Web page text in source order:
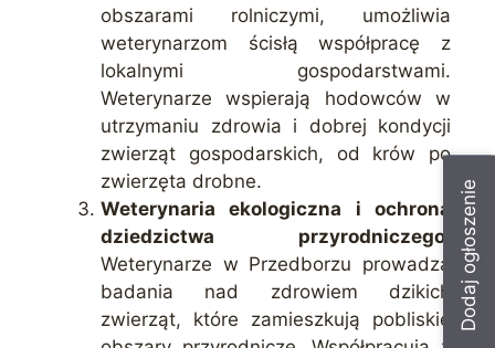
Dodaj ogłoszenie
obszarami rolniczymi, umożliwia
weterynarzom ścisłą współpracę z
lokalnymi gospodarstwami.
Weterynarze wspierają hodowców w
utrzymaniu zdrowia i dobrej kondycji
zwierząt gospodarskich, od krów po
zwierzęta drobne.
Weterynaria ekologiczna i ochrona
dziedzictwa przyrodniczego:
Weterynarze w Przedborzu prowadzą
badania nad zdrowiem dzikich
zwierząt, które zamieszkują pobliskie